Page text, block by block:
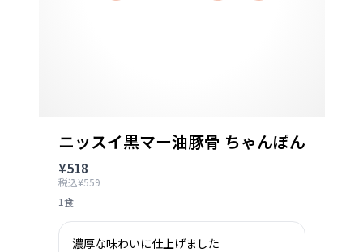
ニッスイ黒マー油豚骨 ちゃんぽん
¥518
税込¥559
1食
濃厚な味わいに仕上げました